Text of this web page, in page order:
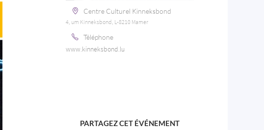
Centre Culturel Kinneksbond
4, um Kinneksbond, L-8210 Mamer
Téléphone
www.kinneksbond.lu
PARTAGEZ CET ÉVÉNEMENT